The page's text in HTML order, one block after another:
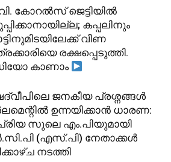
കോറൽസ് ജെട്ടിയിൽ
കപ്പലിനും
വീണ
രക്ഷപ്പെടുത്തി.
കാണാം
ജനകീയ പ്രശ്നങ്ങൾ
ഉന്നയിക്കാൻ ധാരണ:
സുലെ എം.പിയുമായി
(എസ്.പി) നേതാക്കൾ
നടത്തി